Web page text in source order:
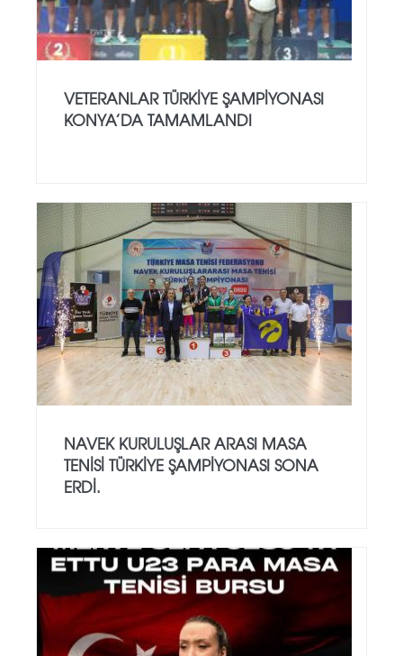
VETERANLAR TÜRKIYE ŞAMPIYONASI
KONYA’DA TAMAMLANDI
NAVEK KURULUŞLAR ARASI MASA
TENISI TÜRKIYE ŞAMPIYONASI SONA
ERDI.